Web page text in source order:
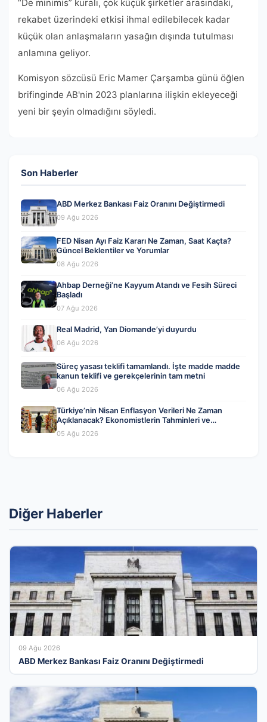
“De minimis” kuralı, çok küçük şirketler arasındaki,
rekabet üzerindeki etkisi ihmal edilebilecek kadar
küçük olan anlaşmaların yasağın dışında tutulması
anlamına geliyor.
Komisyon sözcüsü Eric Mamer Çarşamba günü öğlen
brifinginde AB'nin 2023 planlarına ilişkin ekleyeceği
yeni bir şeyin olmadığını söyledi.
Son Haberler
ABD Merkez Bankası Faiz Oranını Değiştirmedi
09 Ağu 2026
FED Nisan Ayı Faiz Kararı Ne Zaman, Saat Kaçta?
Güncel Beklentiler ve Yorumlar
08 Ağu 2026
Ahbap Derneği’ne Kayyum Atandı ve Fesih Süreci
Başladı
07 Ağu 2026
Real Madrid, Yan Diomande’yi duyurdu
06 Ağu 2026
Süreç yasası teklifi tamamlandı. İşte madde madde
kanun teklifi ve gerekçelerinin tam metni
06 Ağu 2026
Türkiye’nin Nisan Enflasyon Verileri Ne Zaman
Açıklanacak? Ekonomistlerin Tahminleri ve
Beklentiler
05 Ağu 2026
Diğer Haberler
09 Ağu 2026
ABD Merkez Bankası Faiz Oranını Değiştirmedi